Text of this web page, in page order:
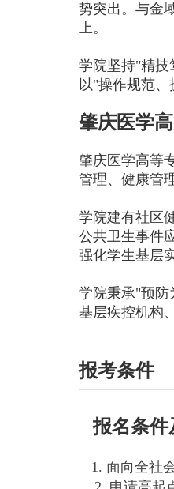
势突出。与金
上。
学院坚持"精技
以"操作规范
肇庆医学
肇庆医学高等
管理、健康管
学院建有社区
公共卫生事件
强化学生基层
学院秉承"预防
基层疾控机构
报考条件
报名条件
1. 面向全社